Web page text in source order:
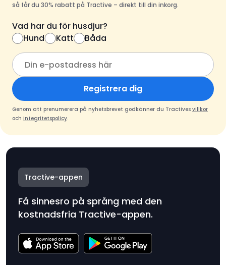
så får du 30% rabatt på Tractive – direkt till din inkorg.
Vad har du för husdjur?
Hund
Katt Båda
Registrera dig
Genom att prenumerera på nyhetsbrevet godkänner du Tractives villkor
och integritetspolicy.
Tractive-appen
Få sinnesro på språng med den
kostnadsfria Tractive-appen.